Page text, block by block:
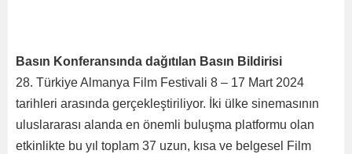
Basın Konferansında dağıtılan Basın Bildirisi
28. Türkiye Almanya Film Festivali 8 – 17 Mart 2024
tarihleri arasında gerçekleştiriliyor. İki ülke sinemasının
uluslararası alanda en önemli buluşma platformu olan
etkinlikte bu yıl toplam 37 uzun, kısa ve belgesel Film